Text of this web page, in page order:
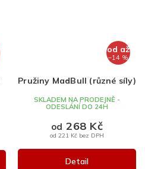
od až
–14 %
Pružiny MadBull (různé síly)
SKLADEM NA PRODEJNĚ -
ODESLÁNÍ DO 24H
od 221 Kč bez DPH
od 268 Kč
Detail